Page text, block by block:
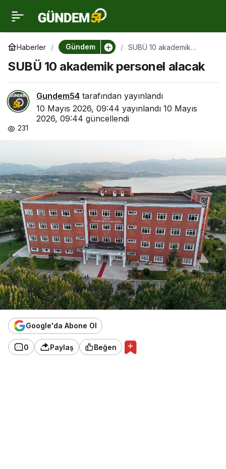
Haberler Gündem
SUBÜ 10 akademik
SUBÜ 10 akademik personel alacak
Gundem54 tarafından yayınlandı
10 Mayıs 2026, 09:44 yayınlandı 10 Mayıs
2026, 09:44 güncellendi
231
Google'da Abone Ol
0 Paylaş Beğen
SUBÜ 10 akademik
personel alacak